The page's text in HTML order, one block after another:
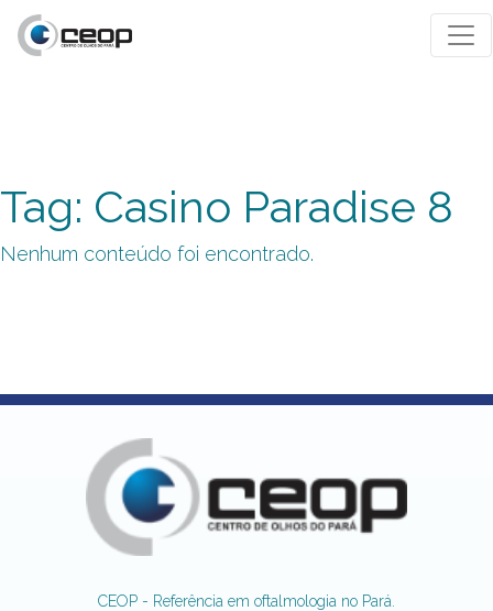
Tag: Casino Paradise 8
Nenhum conteúdo foi encontrado.
CEOP - Referência em oftalmologia no Pará.